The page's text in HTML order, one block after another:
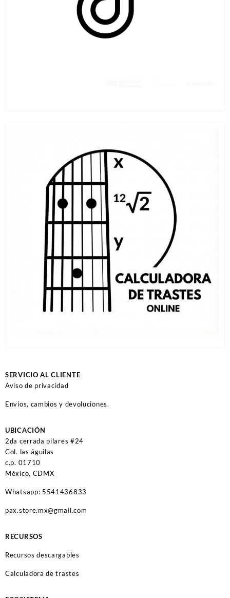
SERVICIO AL CLIENTE
Aviso de privacidad
Envíos, cambios y devoluciones.
UBICACIÓN
2da cerrada pilares #24
Col. las águilas
c.p. 01710
México, CDMX
Whatsapp: 5541436833
pax.store.mx@gmail.com
RECURSOS
Recursos descargables
Calculadora de trastes